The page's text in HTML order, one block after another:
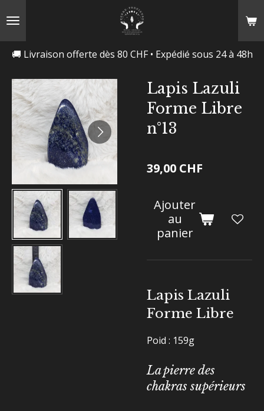
🚚 Livraison offerte dès 80 CHF • Expédié sous 24 à 48h
Lapis Lazuli
Forme Libre
n°13
39,00 CHF
Ajouter
au
panier
Lapis Lazuli
Forme Libre
Poid : 159g
La pierre des
chakras supérieurs